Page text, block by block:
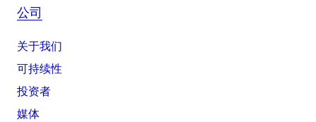
公司
关于我们
可持续性
投资者
媒体